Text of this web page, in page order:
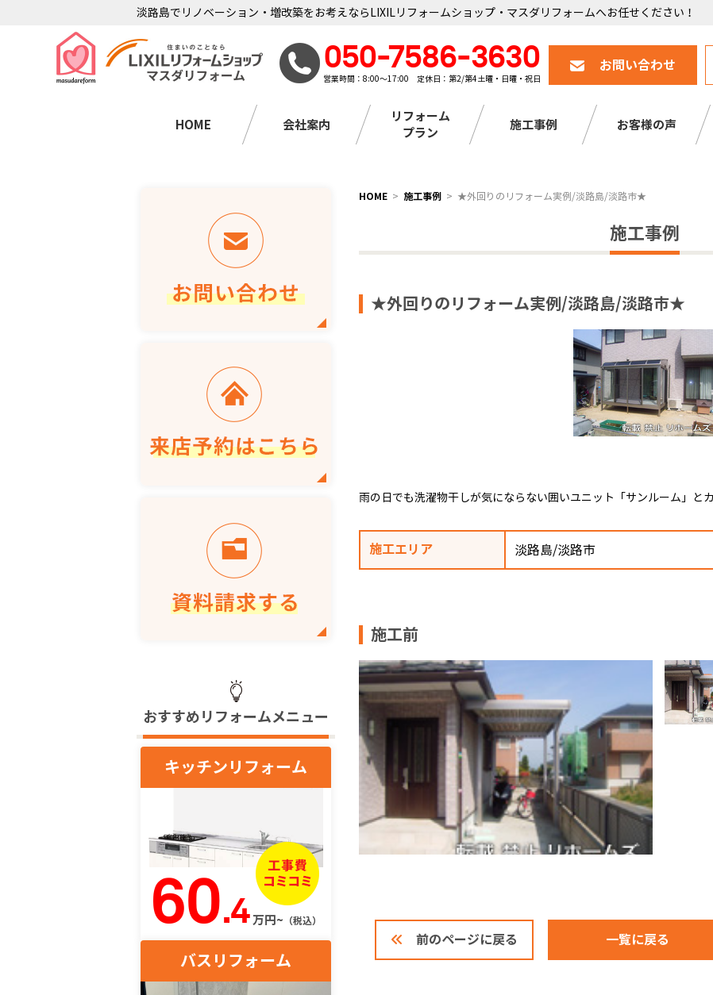
淡路島でリノベーション・増改築をお考えならLIXILリフォームショップ・マスダリフォームへお任せください！
050-7586-3630
営業時間：8:00～17:00 定休日：第2/第4土曜・日曜・祝日
お問い合わせ
HOME 会社案内
リフォーム
プラン
施工事例 お客様の声
HOME 施工事例 ★外回りのリフォーム実例/淡路島/淡路市★
施工事例
★外回りのリフォーム実例/淡路島/淡路市★
雨の日でも洗濯物干しが気にならない囲いユニット「サンルーム」と
施工エリア 淡路島/淡路市
施工前
前のページに戻る 一覧に戻る
おすすめリフォームメニュー
キッチンリフォーム
60.4万円~ （税込）
バスリフォーム